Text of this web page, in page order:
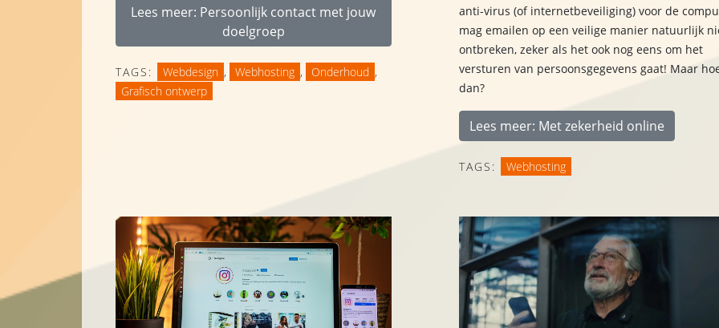
Lees meer: Persoonlijk contact met jouw
doelgroep
TAGS: Webdesign , Webhosting , Onderhoud ,
Grafisch ontwerp
anti-virus (of internetbeveiliging) voor de
mag emailen op een veilige manier natuurlijk
ontbreken, zeker als het ook nog eens om het
versturen van persoonsgegevens gaat! Maar
dan?
Lees meer: Met zekerheid online
TAGS: Webhosting